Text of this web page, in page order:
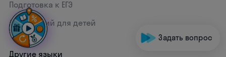
Подготовка к ЕГЭ
Английский для детей
Другие языки
Задать вопрос